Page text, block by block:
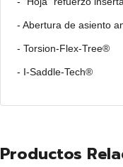
- Abertura de asiento
- Torsion-Flex-Tree®
- I-Saddle-Tech®
Productos